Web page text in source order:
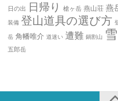
日の出 日帰り 槍ヶ岳 燕山荘 燕
装備 登山道具の選び方
岳 角幡唯介 道迷い 遭難 鍋割山
五郎岳